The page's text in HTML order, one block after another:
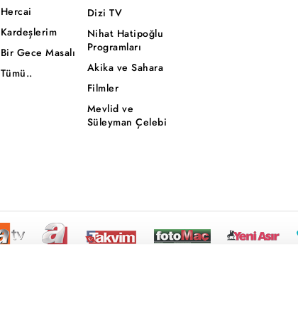
Hercai
Kardeşlerim
Bir Gece Masalı
Tümü..
Dizi TV
Nihat Hatipoğlu
Programları
Akika ve Sahara
Filmler
Mevlid ve
Süleyman Çelebi